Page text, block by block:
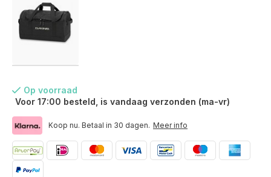
Op voorraad
Voor 17:00 besteld, is vandaag verzonden (ma-vr)
Koop nu. Betaal in 30 dagen. Meer info